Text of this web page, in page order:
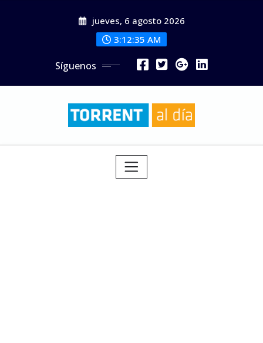
jueves, 6 agosto 2026
3:12:36 AM
Síguenos